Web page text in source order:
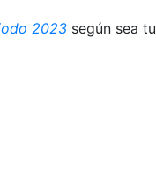
2023 según sea tu